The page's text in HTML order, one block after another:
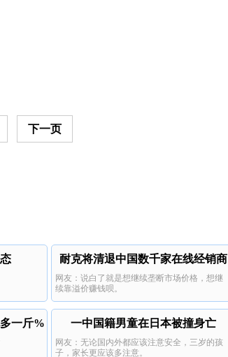
下一页
耐克将清退中国数千家在线经销商
网友：说白了就是想继续垄断市场价格，想继
续靠溢价赚钱呗。
一斤% 一中国籍男童在日本被撞身亡
网友：无论国内外都应该注意安全，三岁的孩
子，家长更应该多注意。